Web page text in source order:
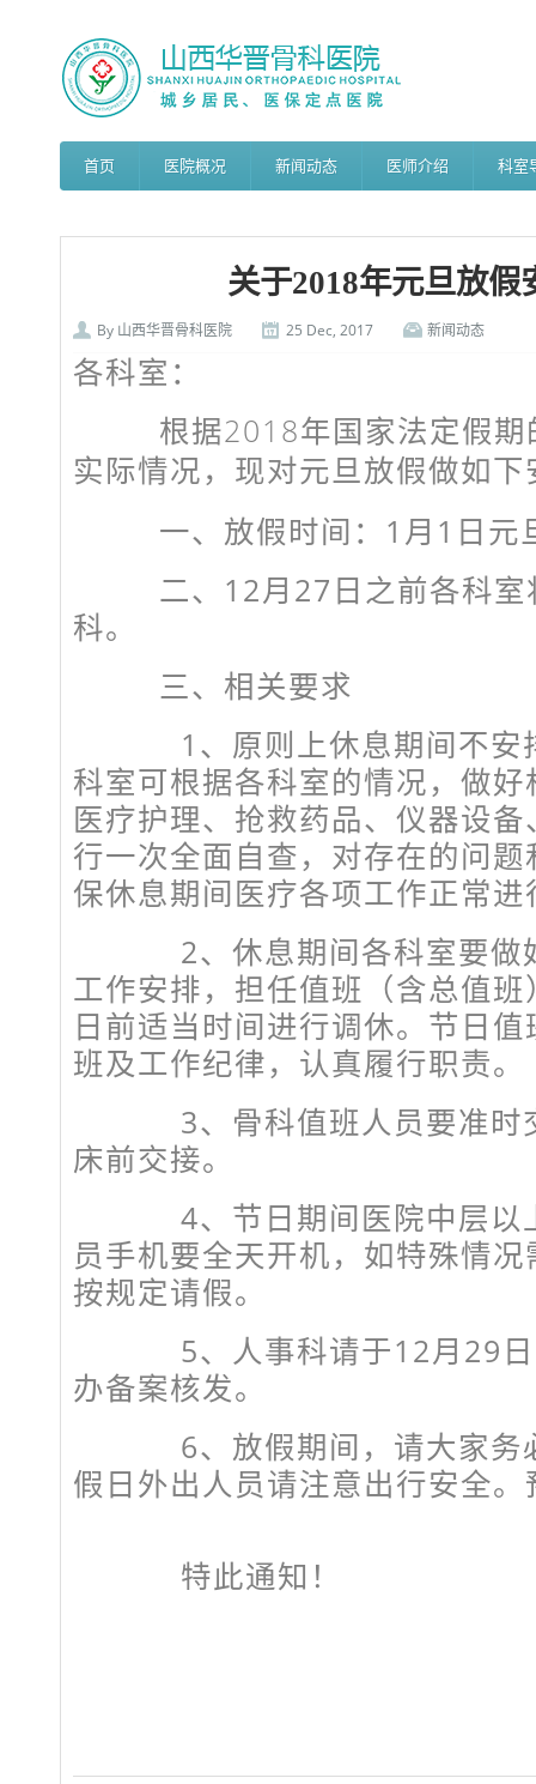
首页 医院概况 新闻动态 医师介绍 科室
关于2018年元旦放假
By 山西华晋骨科医院 25 Dec, 2017 新闻动态
各科室：
根据2018年国家法定假期
实际情况，现对元旦放假做如下
一、放假时间：1月1日元
二、12月27日之前各科室
科。
三、相关要求
1、原则上休息期间不安排
科室可根据各科室的情况，做
医疗护理、抢救药品、仪器设
行一次全面自查，对存在的问
保休息期间医疗各项工作正常进
2、休息期间各科室要做好
工作安排，担任值班（含总值
日前适当时间进行调休。节日
班及工作纪律，认真履行职责。
3、骨科值班人员要准时交
床前交接。
4、节日期间医院中层以上
员手机要全天开机，如特殊情
按规定请假。
5、人事科请于12月29日
办备案核发。
6、放假期间，请大家务必
假日外出人员请注意出行安全
特此通知！